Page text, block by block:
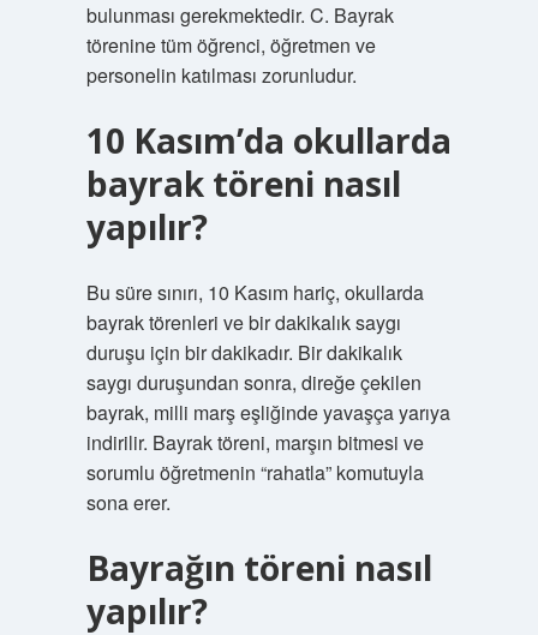
bulunması gerekmektedir. C. Bayrak
törenine tüm öğrenci, öğretmen ve
personelin katılması zorunludur.
10 Kasım’da okullarda
bayrak töreni nasıl
yapılır?
Bu süre sınırı, 10 Kasım hariç, okullarda
bayrak törenleri ve bir dakikalık saygı
duruşu için bir dakikadır. Bir dakikalık
saygı duruşundan sonra, direğe çekilen
bayrak, milli marş eşliğinde yavaşça yarıya
indirilir. Bayrak töreni, marşın bitmesi ve
sorumlu öğretmenin “rahatla” komutuyla
sona erer.
Bayrağın töreni nasıl
yapılır?